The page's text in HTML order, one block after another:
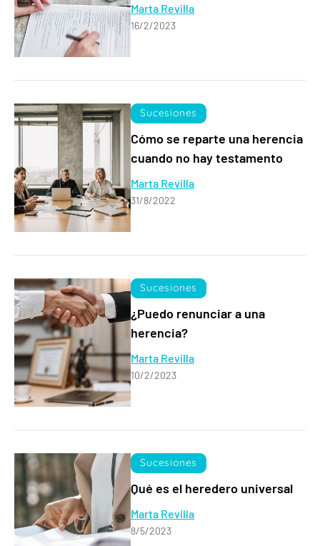
Marta Revilla
16/2/2023
Sucesiones
Cómo se reparte una herencia
cuando no hay testamento
Marta Revilla
31/8/2022
Sucesiones
¿Puedo renunciar a una
herencia?
Marta Revilla
10/2/2023
Sucesiones
Qué es el heredero universal
Marta Revilla
8/5/2023